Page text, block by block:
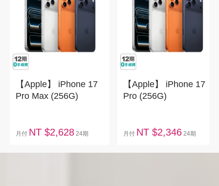
【Apple】 iPhone 17
Pro Max (256G)
月付 NT $2,628 24期
【Apple】 iPhone 17
Pro (256G)
月付 NT $2,346 24期